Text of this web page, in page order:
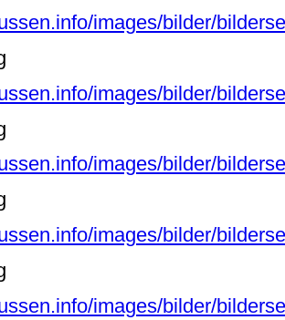
images/bilder/
images/bilder/
images/bilder/
images/bilder/
images/bilder/